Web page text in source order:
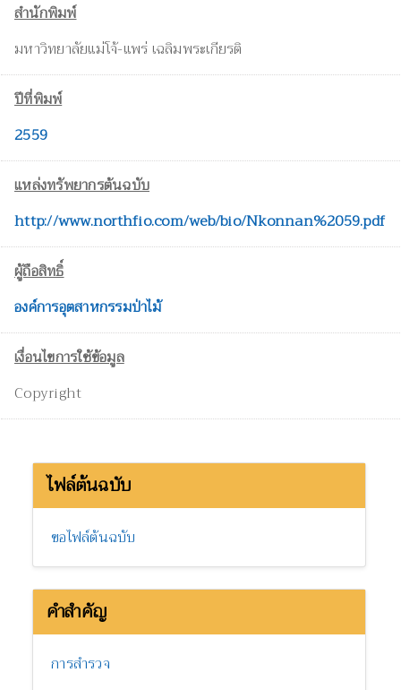
สำนักพิมพ์
มหาวิทยาลัยแม่โจ้-แพร่ เฉลิมพระเกียรติ
ปีที่พิมพ์
2559
แหล่งทรัพยากรต้นฉบับ
http://www.northfio.com/web/bio/Nkonnan%2059.pdf
ผู้ถือสิทธิ์
องค์การอุตสาหกรรมป่าไม้
เงื่อนไขการใช้ข้อมูล
Copyright
ไฟล์ต้นฉบับ
ขอไฟล์ต้นฉบับ
คำสำคัญ
การสำรวจ